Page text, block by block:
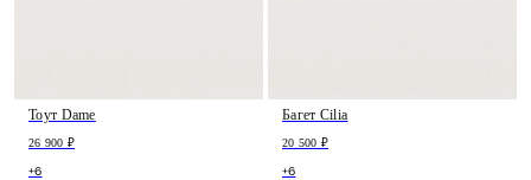
Тоут Dame
26 900 ₽
+6
Багет Cilia
20 500 ₽
+6